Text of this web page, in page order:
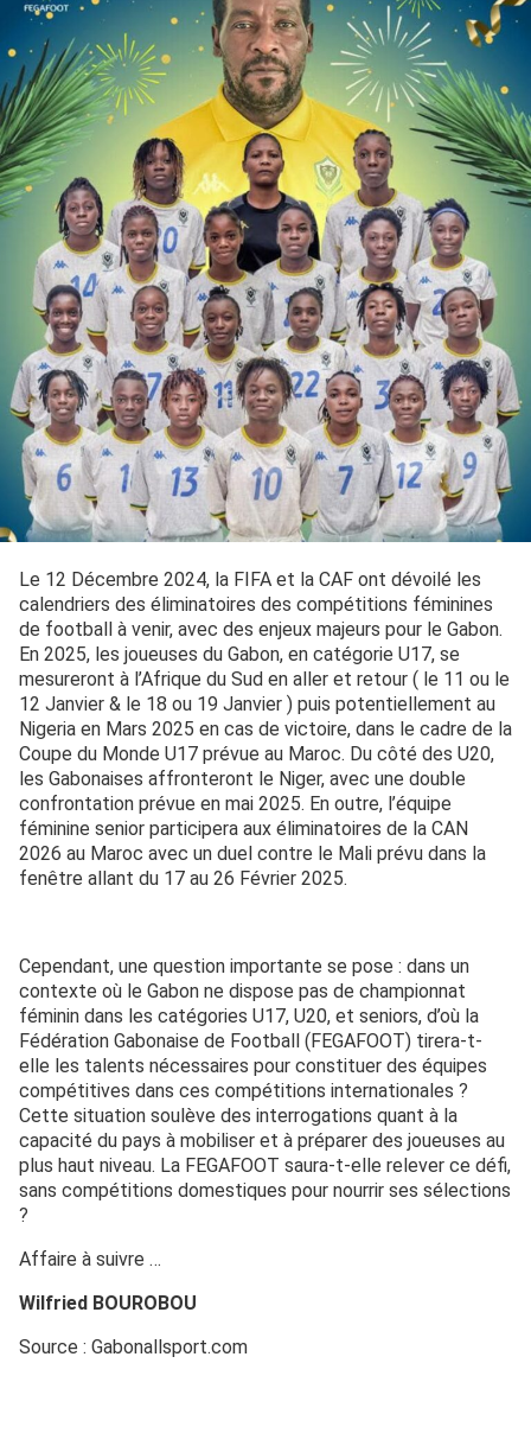
Le 12 Décembre 2024, la FIFA et la CAF ont dévoilé les
calendriers des éliminatoires des compétitions féminines
de football à venir, avec des enjeux majeurs pour le Gabon.
En 2025, les joueuses du Gabon, en catégorie U17, se
mesureront à l’Afrique du Sud en aller et retour ( le 11 ou le
12 Janvier & le 18 ou 19 Janvier ) puis potentiellement au
Nigeria en Mars 2025 en cas de victoire, dans le cadre de la
Coupe du Monde U17 prévue au Maroc. Du côté des U20,
les Gabonaises affronteront le Niger, avec une double
confrontation prévue en mai 2025. En outre, l’équipe
féminine senior participera aux éliminatoires de la CAN
2026 au Maroc avec un duel contre le Mali prévu dans la
fenêtre allant du 17 au 26 Février 2025.
Cependant, une question importante se pose : dans un
contexte où le Gabon ne dispose pas de championnat
féminin dans les catégories U17, U20, et seniors, d’où la
Fédération Gabonaise de Football (FEGAFOOT) tirera-t-
elle les talents nécessaires pour constituer des équipes
compétitives dans ces compétitions internationales ?
Cette situation soulève des interrogations quant à la
capacité du pays à mobiliser et à préparer des joueuses au
plus haut niveau. La FEGAFOOT saura-t-elle relever ce défi,
sans compétitions domestiques pour nourrir ses sélections
?
Affaire à suivre …
Wilfried BOUROBOU
Source : Gabonallsport.com